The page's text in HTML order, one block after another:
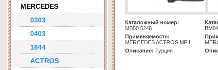
MERCEDES
0303
0403
1844
ACTROS
Каталожный номер:
МВ50.5248
Применяемость:
MERCEDES ACTROS MP II
Описание: Турция